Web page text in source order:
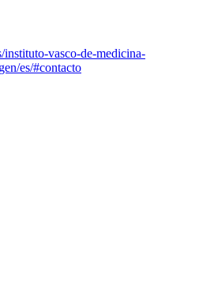
vasco-de-medicina-
es/#contacto